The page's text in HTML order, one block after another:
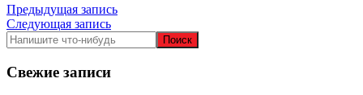
Навигация
по
записям
Предыдущая запись
Следующая запись
Свежие записи